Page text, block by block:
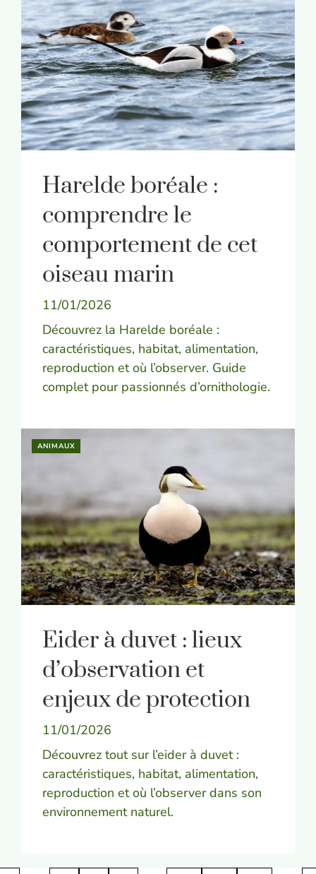
Harelde boréale :
comprendre le
comportement de cet
oiseau marin
11/01/2026
Découvrez la Harelde boréale :
caractéristiques, habitat, alimentation,
reproduction et où l’observer. Guide
complet pour passionnés d’ornithologie.
ANIMAUX
Eider à duvet : lieux
d’observation et
enjeux de protection
11/01/2026
Découvrez tout sur l’eider à duvet :
caractéristiques, habitat, alimentation,
reproduction et où l’observer dans son
environnement naturel.